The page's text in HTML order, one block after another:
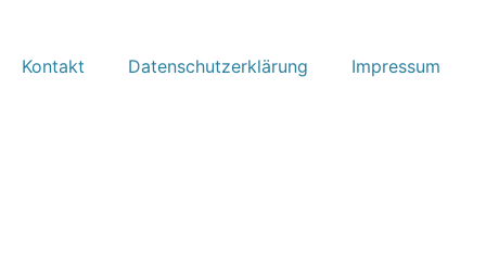
Kontakt Datenschutzerklärung Impressum